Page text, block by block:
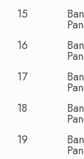
15
16
17
18
19